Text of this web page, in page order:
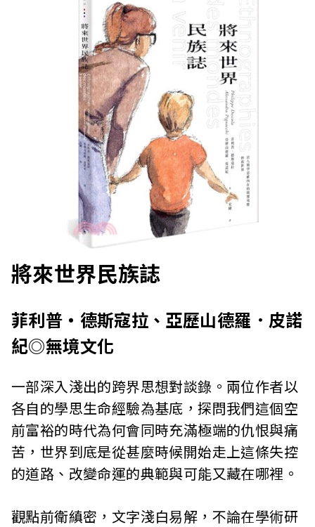
將來世界民族誌
菲利普・德斯寇拉、亞歷山德羅．皮諾
紀◎無境文化
一部深入淺出的跨界思想對談錄。兩位作者以
各自的學思生命經驗為基底，探問我們這個空
前富裕的時代為何會同時充滿極端的仇恨與痛
苦，世界到底是從甚麼時候開始走上這條失控
的道路、改變命運的典範與可能又藏在哪裡。
觀點前衛縝密，文字淺白易解，不論在學術研